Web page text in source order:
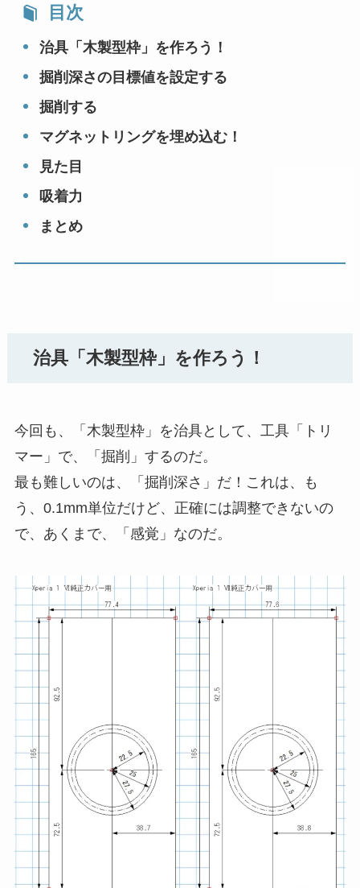
目次
治具「木製型枠」を作ろう！
掘削深さの目標値を設定する
掘削する
マグネットリングを埋め込む！
見た目
吸着力
まとめ
治具「木製型枠」を作ろう！
今回も、「木製型枠」を治具として、工具「トリ
マー」で、「掘削」するのだ。
最も難しいのは、「掘削深さ」だ！これは、も
う、0.1mm単位だけど、正確には調整できないの
で、あくまで、「感覚」なのだ。